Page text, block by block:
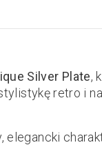
Silver Plate,
retro i